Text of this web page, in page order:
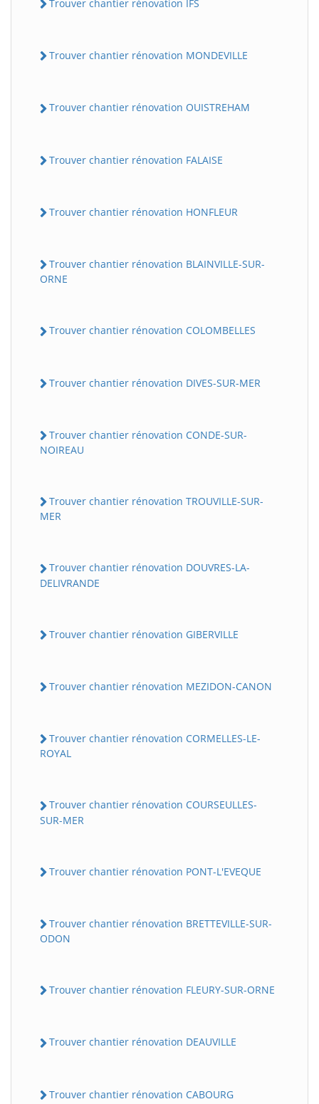
Trouver chantier rénovation IFS
Trouver chantier rénovation MONDEVILLE
Trouver chantier rénovation OUISTREHAM
Trouver chantier rénovation FALAISE
Trouver chantier rénovation HONFLEUR
Trouver chantier rénovation BLAINVILLE-SUR-
ORNE
Trouver chantier rénovation COLOMBELLES
Trouver chantier rénovation DIVES-SUR-MER
Trouver chantier rénovation CONDE-SUR-
NOIREAU
Trouver chantier rénovation TROUVILLE-SUR-
MER
Trouver chantier rénovation DOUVRES-LA-
DELIVRANDE
Trouver chantier rénovation GIBERVILLE
Trouver chantier rénovation MEZIDON-CANON
Trouver chantier rénovation CORMELLES-LE-
ROYAL
Trouver chantier rénovation COURSEULLES-
SUR-MER
Trouver chantier rénovation PONT-L'EVEQUE
Trouver chantier rénovation BRETTEVILLE-SUR-
ODON
Trouver chantier rénovation FLEURY-SUR-ORNE
Trouver chantier rénovation DEAUVILLE
Trouver chantier rénovation CABOURG